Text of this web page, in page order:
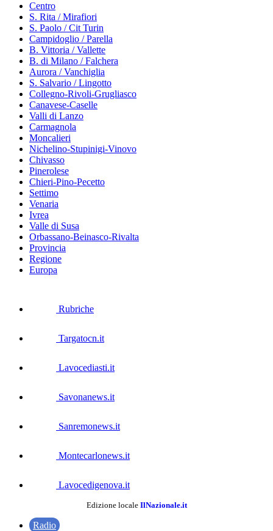
Centro
S. Rita / Mirafiori
S. Paolo / Cit Turin
Campidoglio / Parella
B. Vittoria / Vallette
B. di Milano / Falchera
Aurora / Vanchiglia
S. Salvario / Lingotto
Collegno-Rivoli-Grugliasco
Canavese-Caselle
Valli di Lanzo
Carmagnola
Moncalieri
Nichelino-Stupinigi-Vinovo
Chivasso
Pinerolese
Chieri-Pino-Pecetto
Settimo
Venaria
Ivrea
Valle di Susa
Orbassano-Beinasco-Rivalta
Provincia
Regione
Europa
Rubriche
Targatocn.it
Lavocediasti.it
Savonanews.it
Sanremonews.it
Montecarlonews.it
Lavocedigenova.it
Edizione locale IlNazionale.it
Radio